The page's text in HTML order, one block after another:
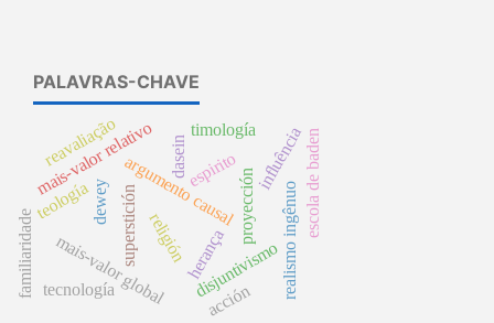
PALAVRAS-CHAVE
argumento causal
superstición proyección
mais-valor global
mais-valor relativo
disjuntivismo
religión realismo ingênuo
tecnología
dewey
teología
espirito influência
familiaridade
escola de baden
dasein
herança
reavaliação timología
acción